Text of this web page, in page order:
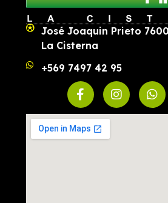
José Joaquin Prieto
La Cisterna
+569 7497 42 95